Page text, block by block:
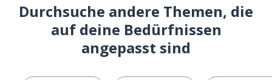
Durchsuche andere Themen, die
auf deine Bedürfnissen
angepasst sind